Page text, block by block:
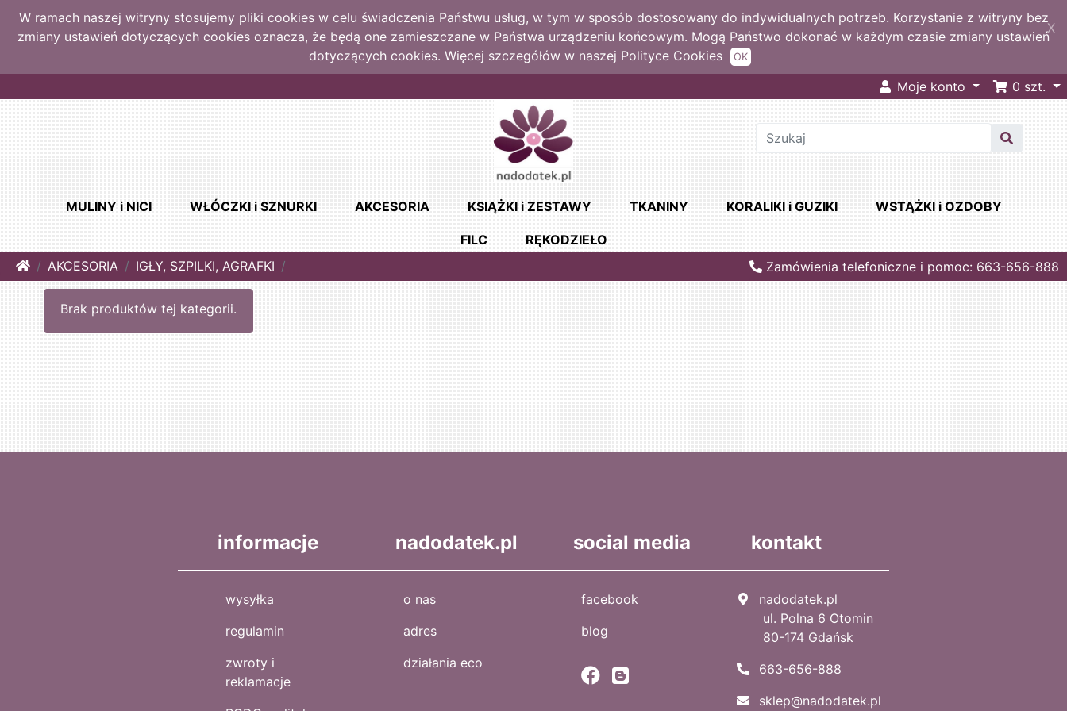
W ramach naszej witryny stosujemy pliki cookies w celu świadczenia Państwu usług, w tym w sposób dostosowany do indywidualnych potrzeb. Korzystanie z witryny bez
zmiany ustawień dotyczących cookies oznacza, że będą one zamieszczane w Państwa urządzeniu końcowym. Mogą Państwo dokonać w każdym czasie zmiany ustawień
dotyczących cookies. Więcej szczegółów w naszej Polityce Cookies
X
OK
Moje konto 0 szt.
MULINY i NICI WŁÓCZKI i SZNURKI AKCESORIA KSIĄŻKI i ZESTAWY TKANINY KORALIKI i GUZIKI WSTĄŻKI i OZDOBY
FILC
RĘKODZIEŁO
HomeAKCESORIA IGŁY, SZPILKI, AGRAFKI Zamówienia telefoniczne i pomoc: 663-656-888
Brak produktów tej kategorii.
informacje
wysyłka
regulamin
zwroty i
reklamacje
nadodatek.pl
o nas
adres
działania eco
social media
facebook
blog
kontakt
nadodatek.pl
ul. Polna 6 Otomin
80-174 Gdańsk
663-656-888
sklep@nadodatek.pl